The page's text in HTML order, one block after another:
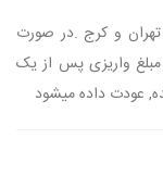
تهران و کرج .در صورت
مبلغ واریزی پس از یک
عودت داده میشود